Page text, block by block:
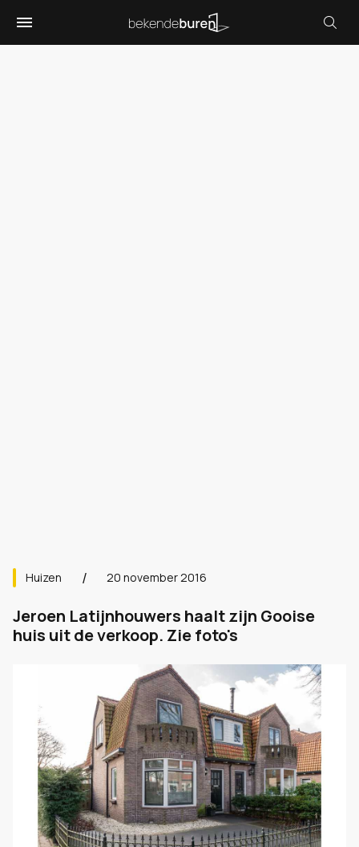
Huizen 20 november 2016
Jeroen Latijnhouwers haalt zijn Gooise
huis uit de verkoop. Zie foto's